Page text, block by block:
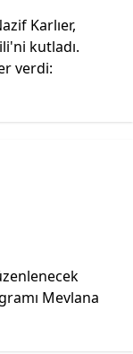
Karlıer,
kutladı.
verdi:
Mevlana